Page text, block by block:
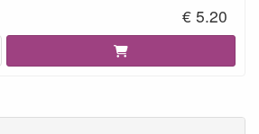
€ 5.20